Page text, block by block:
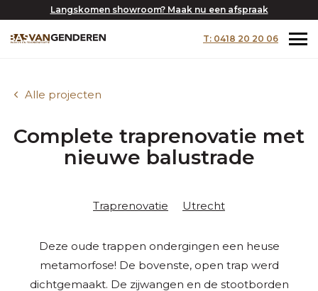
Langskomen showroom? Maak nu een afspraak
T: 0418 20 20 06
Alle projecten
Complete traprenovatie met
nieuwe balustrade
Traprenovatie Utrecht
Deze oude trappen ondergingen een heuse
metamorfose! De bovenste, open trap werd
dichtgemaakt. De zijwangen en de stootborden